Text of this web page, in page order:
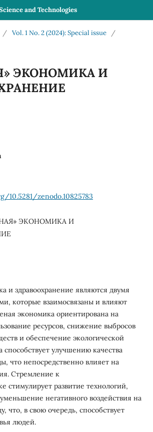
and Technologies
/ Vol. 1 No. 2 (2024): Special issue
/
ЭКОНОМИКА И
10.5281/zenodo.10825783
ЭКОНОМИКА И
и здравоохранение являются двумя
которые взаимосвязаны и влияют
экономика ориентирована на
ресурсов, снижение выбросов
и обеспечение экологической
способствует улучшению качества
что непосредственно влияет на
Стремление к
стимулирует развитие технологий,
негативного воздействия на
что, в свою очередь, способствует
людей.